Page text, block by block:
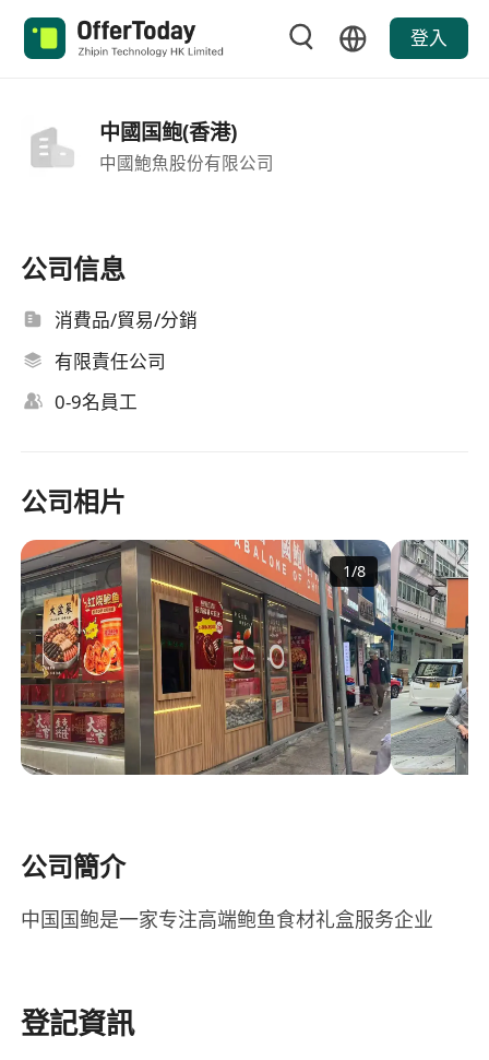
登入
中國国鲍(香港)
中國鮑魚股份有限公司
公司信息
消費品/貿易/分銷
有限責任公司
0-9名員工
公司相片
1/8
公司簡介
中国国鲍是一家专注高端鲍鱼食材礼盒服务企业
登記資訊